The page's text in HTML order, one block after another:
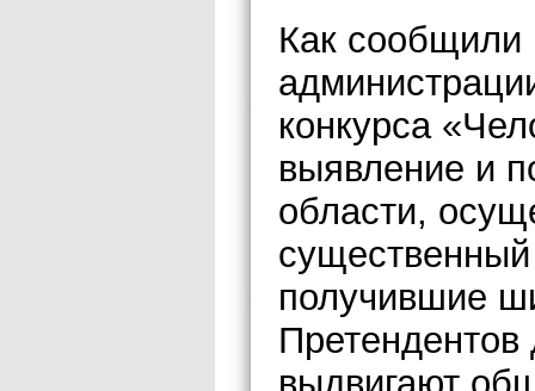
Как
конкурса
выявление и
области,
существенный
получившие
Претендентов